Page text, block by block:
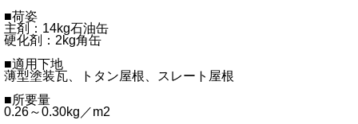
■荷姿
主剤：14kg石油缶
硬化剤：2kg角缶
■適用下地
薄型塗装瓦、トタン屋根、スレート屋根
■所要量
0.26～0.30kg／m2